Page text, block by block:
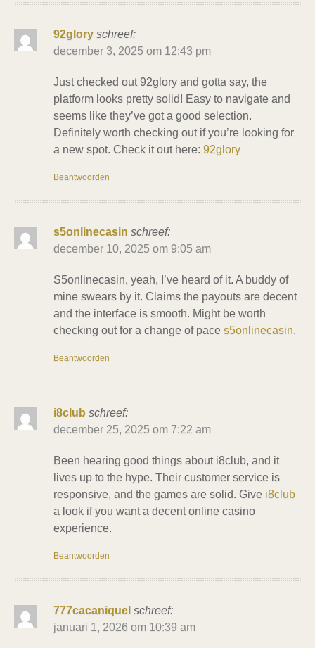
92glory schreef:
december 3, 2025 om 12:43 pm
Just checked out 92glory and gotta say, the
platform looks pretty solid! Easy to navigate and
seems like they’ve got a good selection.
Definitely worth checking out if you’re looking for
a new spot. Check it out here: 92glory
Beantwoorden
s5onlinecasin schreef:
december 10, 2025 om 9:05 am
S5onlinecasin, yeah, I’ve heard of it. A buddy of
mine swears by it. Claims the payouts are decent
and the interface is smooth. Might be worth
checking out for a change of pace s5onlinecasin.
Beantwoorden
i8club schreef:
december 25, 2025 om 7:22 am
Been hearing good things about i8club, and it
lives up to the hype. Their customer service is
responsive, and the games are solid. Give i8club
a look if you want a decent online casino
experience.
Beantwoorden
777cacaniquel schreef:
januari 1, 2026 om 10:39 am